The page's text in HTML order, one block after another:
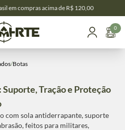
em compras acima de R$ 120,00
0
/Botas
Tração e Proteção
com sola antiderrapante, suporte
feitos para militares,